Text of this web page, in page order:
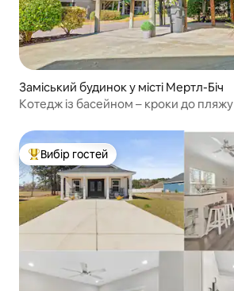
Заміський будинок у місті Мертл-Біч
Котедж із басейном – кроки до пляжу
Топ вибір гостей
Вибір гостей